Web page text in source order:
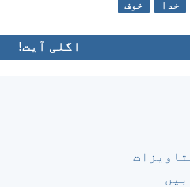
خدا خوف
اگلی آیت!